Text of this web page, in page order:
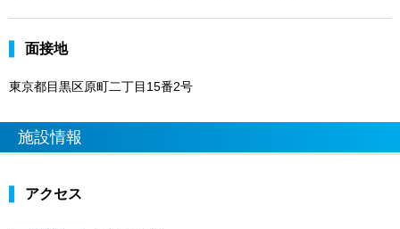
面接地
東京都目黒区原町二丁目15番2号
施設情報
アクセス